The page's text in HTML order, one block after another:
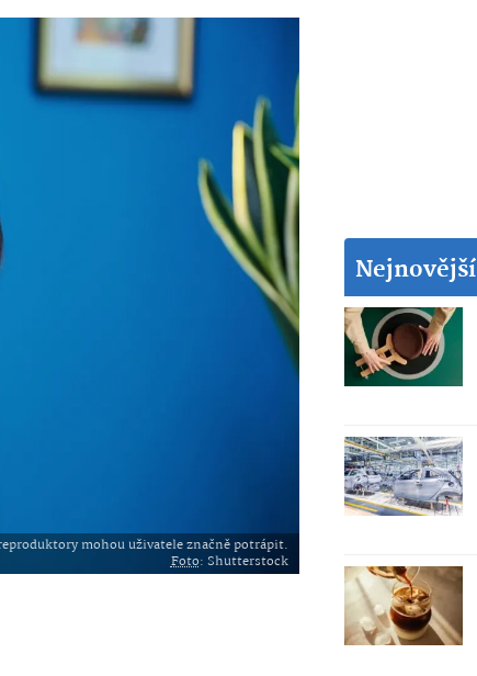
mohou uživatele značně potrápit.
Foto: Shutterstock
Nejnovější